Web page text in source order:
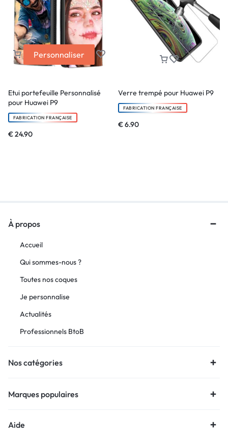
Personnaliser
Etui portefeuille Personnalisé
pour Huawei P9
FABRICATION FRANÇAISE
€24.90
Verre trempé pour Huawei P9
FABRICATION FRANÇAISE
€6.90
À propos
Accueil
Qui sommes-nous ?
Toutes nos coques
Je personnalise
Actualités
Professionnels BtoB
Nos catégories
Marques populaires
Aide